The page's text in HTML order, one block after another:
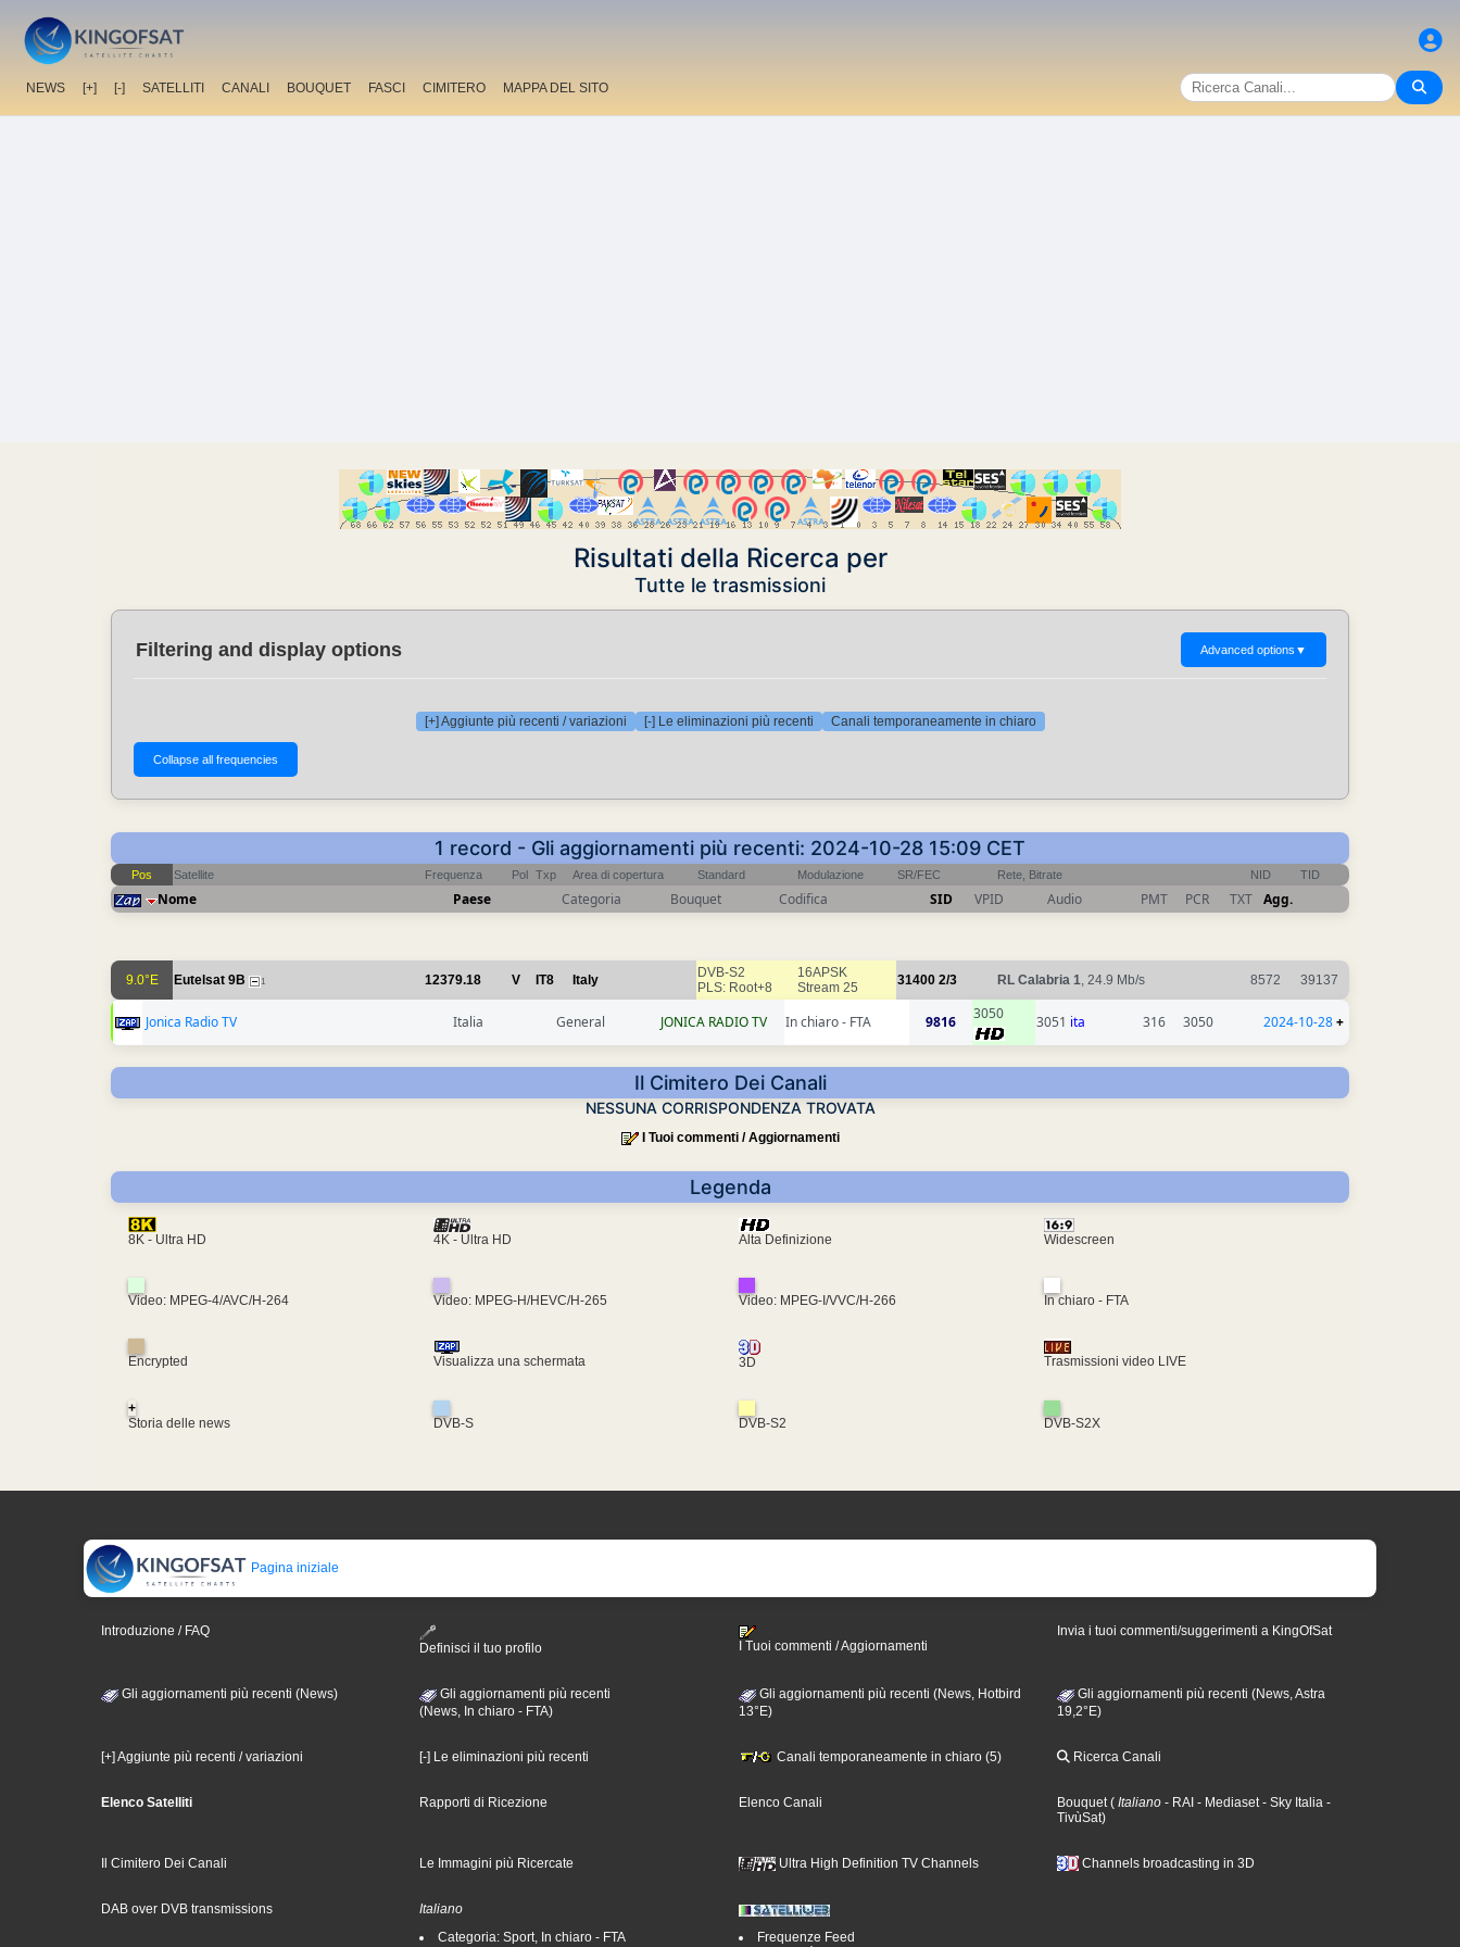
NEWS [+] [-] SATELLITI CANALI BOUQUET FASCI CIMITERO MAPPA DEL SITO
Risultati della Ricerca per
Tutte le trasmissioni
Filtering and display options Advanced options ▼
[+] Aggiunte più recenti / variazioni [-] Le eliminazioni più recenti Canali temporaneamente in chiaro
1 record - Gli aggiornamenti più recenti: 2024-10-28 15:09 CET
Pos Satellite Frequenza Pol Txp Area di copertura Standard Modulazione SR/FEC Rete, Bitrate NID TID
Nome Paese Categoria Bouquet Codifica SID VPID Audio PMT PCR TXT Agg.
9.0°E Eutelsat 9B 1 12379.18 V IT8 Italy
DVB-S2
PLS: Root+8
16APSK
Stream 25
31400 2/3 RL Calabria 1, 24.9 Mb/s 8572 39137
Jonica Radio TV Italia General JONICA RADIO TV In chiaro - FTA 9816 3050 3051 ita 316 3050 2024-10-28+
Il Cimitero Dei Canali
NESSUNA CORRISPONDENZA TROVATA
I Tuoi commenti / Aggiornamenti
Legenda
8K - Ultra HD 4K - Ultra HD Alta Definizione Widescreen
Video: MPEG-4/AVC/H-264 Video: MPEG-H/HEVC/H-265 Video: MPEG-I/VVC/H-266 In chiaro - FTA
Encrypted Visualizza una schermata 3D Trasmissioni video LIVE
+
Storia delle news
DVB-S DVB-S2 DVB-S2X
Pagina iniziale
Introduzione / FAQ
Definisci il tuo profilo
I Tuoi commenti / Aggiornamenti
Invia i tuoi commenti/suggerimenti a KingOfSat
Gli aggiornamenti più recenti (News)
Gli aggiornamenti più recenti
(News, In chiaro - FTA)
Gli aggiornamenti più recenti (News, Hotbird
13°E)
Gli aggiornamenti più recenti (News, Astra
19,2°E)
[+] Aggiunte più recenti / variazioni [-] Le eliminazioni più recenti Canali temporaneamente in chiaro (5) Ricerca Canali
Elenco Satelliti Rapporti di Ricezione Elenco Canali Bouquet ( Italiano - RAI - Mediaset - Sky Italia -
TivùSat)
Il Cimitero Dei Canali Le Immagini più Ricercate Ultra High Definition TV Channels Channels broadcasting in 3D
DAB over DVB transmissions
Italiano
Categoria: Sport, In chiaro - FTA
Frequenze Feed